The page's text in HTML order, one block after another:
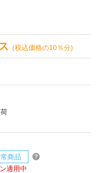
(税込価格の10％分)
商品
適用中